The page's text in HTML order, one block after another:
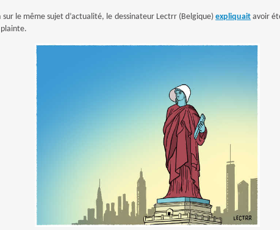
sur le même sujet d’actualité, le dessinateur Lectrr (Belgique)expliquait avoir